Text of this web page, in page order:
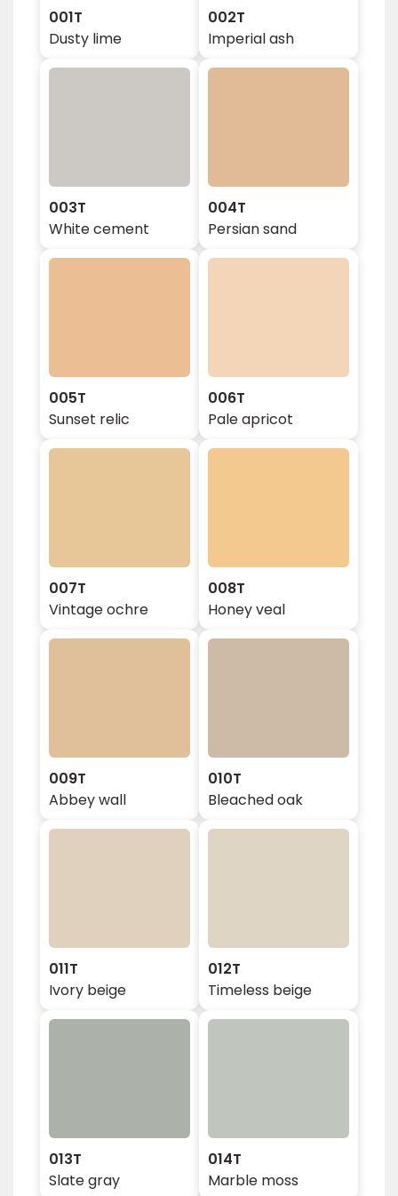
001T
Dusty lime
002T
Imperial ash
003T
White cement
004T
Persian sand
005T
Sunset relic
006T
Pale apricot
007T
Vintage ochre
008T
Honey veal
009T
Abbey wall
010T
Bleached oak
011T
Ivory beige
012T
Timeless beige
013T
Slate gray
014T
Marble moss